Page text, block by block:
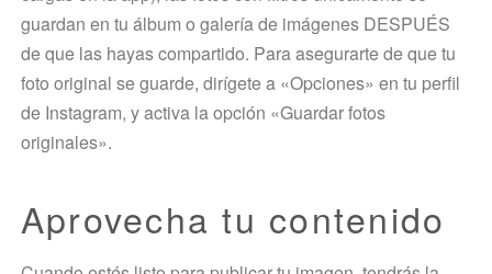
guardan en tu álbum o galería de imágenes DESPUÉS
de que las hayas compartido. Para asegurarte de que tu
foto original se guarde, dirígete a «Opciones» en tu perfil
de Instagram, y activa la opción «Guardar fotos
originales».
Aprovecha tu contenido